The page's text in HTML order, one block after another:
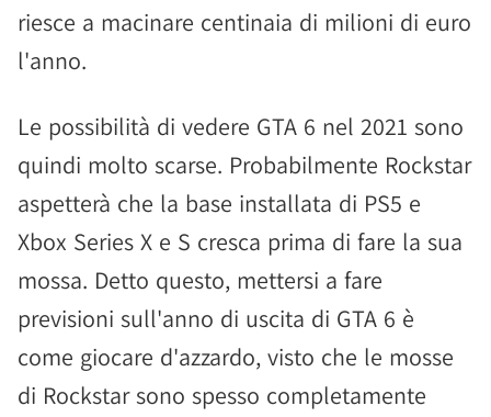
riesce a macinare centinaia di milioni di euro
l'anno.
Le possibilità di vedere GTA 6 nel 2021 sono
quindi molto scarse. Probabilmente Rockstar
aspetterà che la base installata di PS5 e
Xbox Series X e S cresca prima di fare la sua
mossa. Detto questo, mettersi a fare
previsioni sull'anno di uscita di GTA 6 è
come giocare d'azzardo, visto che le mosse
di Rockstar sono spesso completamente